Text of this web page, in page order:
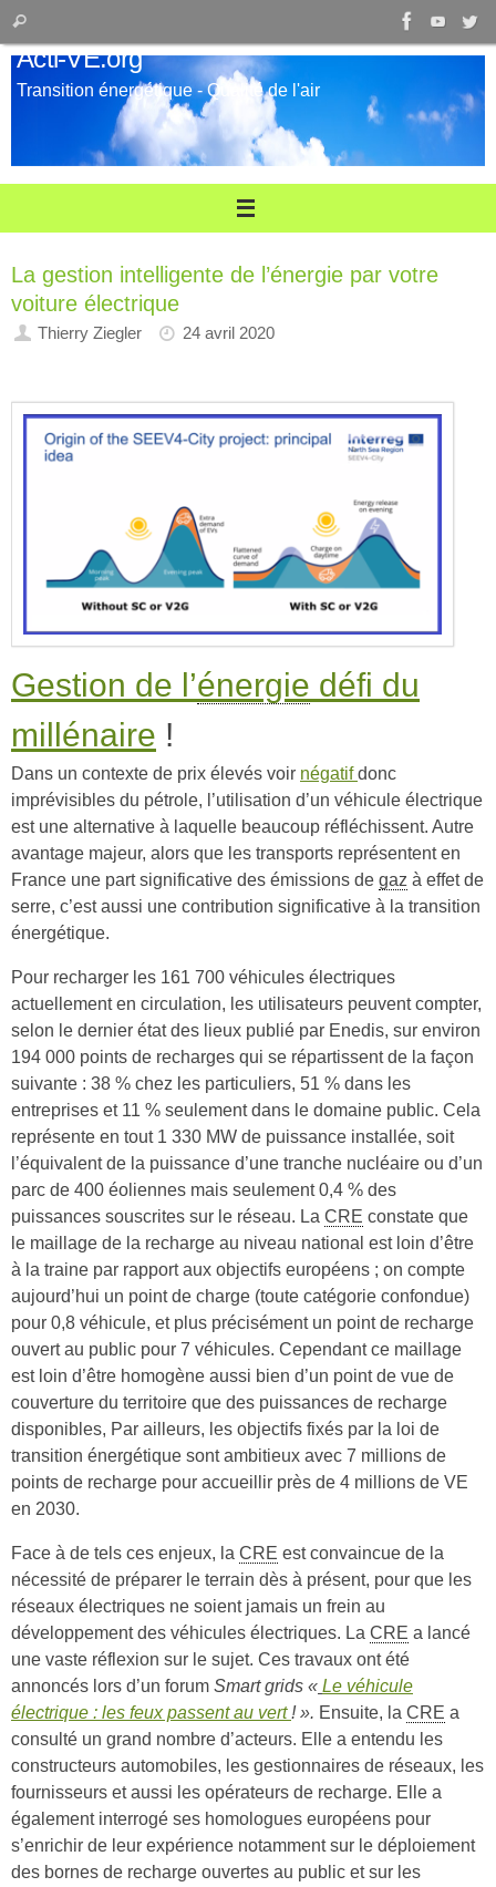
Passer
au
contenu
pour
:
Rechercher
Acti-VE.org
Transition énergétique - Qualité de l'air
La gestion intelligente de l’énergie par votre
voiture électrique
Thierry Ziegler 24 avril 2020
Gestion de l’énergie défi du
millénaire !
Dans un contexte de prix élevés voir négatifdonc
imprévisibles du pétrole, l’utilisation d’un véhicule électrique
est une alternative à laquelle beaucoup réfléchissent. Autre
avantage majeur, alors que les transports représentent en
France une part significative des émissions de gaz à effet de
serre, c’est aussi une contribution significative à la transition
énergétique.
Pour recharger les 161 700 véhicules électriques
actuellement en circulation, les utilisateurs peuvent compter,
selon le dernier état des lieux publié par Enedis, sur environ
194 000 points de recharges qui se répartissent de la façon
suivante : 38 % chez les particuliers, 51 % dans les
entreprises et 11 % seulement dans le domaine public. Cela
représente en tout 1 330 MW de puissance installée, soit
l’équivalent de la puissance d’une tranche nucléaire ou d’un
parc de 400 éoliennes mais seulement 0,4 % des
puissances souscrites sur le réseau. La CRE constate que
le maillage de la recharge au niveau national est loin d’être
à la traine par rapport aux objectifs européens ; on compte
aujourd’hui un point de charge (toute catégorie confondue)
pour 0,8 véhicule, et plus précisément un point de recharge
ouvert au public pour 7 véhicules. Cependant ce maillage
est loin d’être homogène aussi bien d’un point de vue de
couverture du territoire que des puissances de recharge
disponibles, Par ailleurs, les objectifs fixés par la loi de
transition énergétique sont ambitieux avec 7 millions de
points de recharge pour accueillir près de 4 millions de VE
en 2030.
Face à de tels ces enjeux, la CRE est convaincue de la
nécessité de préparer le terrain dès à présent, pour que les
réseaux électriques ne soient jamais un frein au
développement des véhicules électriques. La CRE a lancé
une vaste réflexion sur le sujet. Ces travaux ont été
annoncés lors d’un forum Smart grids « Le véhicule
électrique : les feux passent au vert! ». Ensuite, la CRE a
consulté un grand nombre d’acteurs. Elle a entendu les
constructeurs automobiles, les gestionnaires de réseaux, les
fournisseurs et aussi les opérateurs de recharge. Elle a
également interrogé ses homologues européens pour
s’enrichir de leur expérience notamment sur le déploiement
des bornes de recharge ouvertes au public et sur les